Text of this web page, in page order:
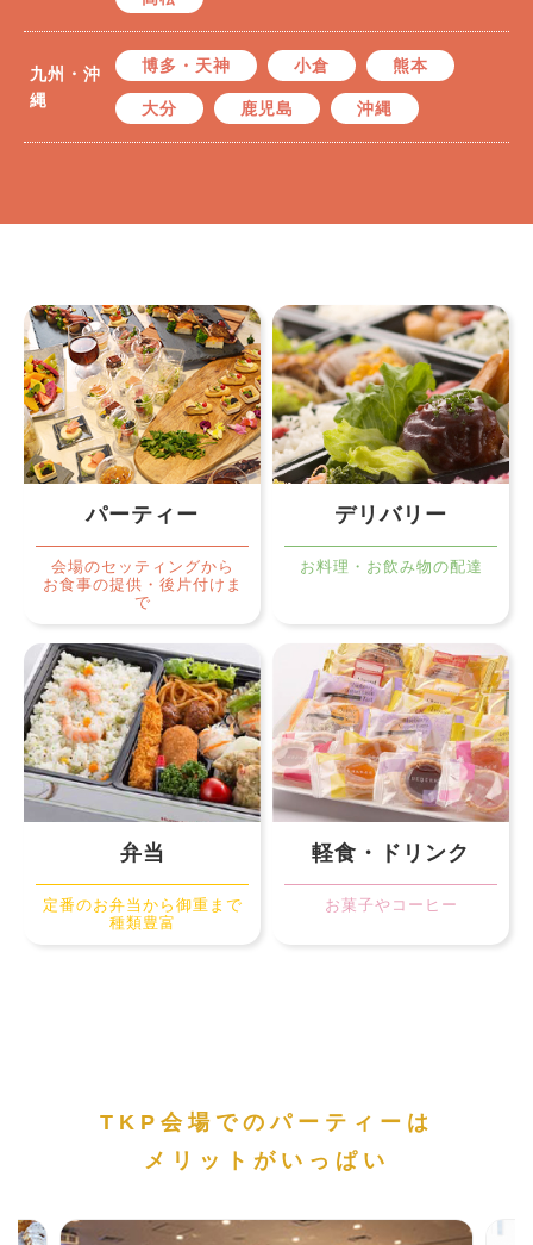
九州・沖
縄
博多・天神 小倉 熊本
大分 鹿児島 沖縄
パーティー
会場のセッティングから
お食事の提供・後片付けま
で
デリバリー
お料理・お飲み物の配達
弁当
定番のお弁当から御重まで
種類豊富
軽食・ドリンク
お菓子やコーヒー
TKP会場でのパーティーは
メリットがいっぱい